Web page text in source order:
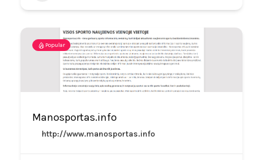
Popular
Manosportas.info
http://www.manosportas.info